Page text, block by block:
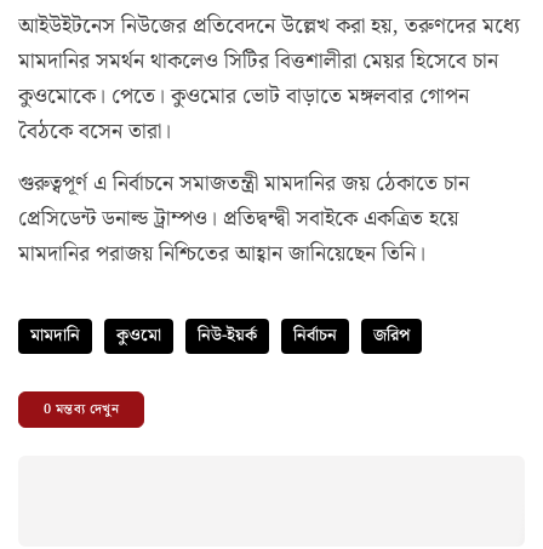
আইউইটনেস নিউজের প্রতিবেদনে উল্লেখ করা হয়, তরুণদের মধ্যে
মামদানির সমর্থন থাকলেও সিটির বিত্তশালীরা মেয়র হিসেবে চান
কুওমোকে। পেতে। কুওমোর ভোট বাড়াতে মঙ্গলবার গোপন
বৈঠকে বসেন তারা।
গুরুত্বপূর্ণ এ নির্বাচনে সমাজতন্ত্রী মামদানির জয় ঠেকাতে চান
প্রেসিডেন্ট ডনাল্ড ট্রাম্পও। প্রতিদ্বন্দ্বী সবাইকে একত্রিত হয়ে
মামদানির পরাজয় নিশ্চিতের আহ্বান জানিয়েছেন তিনি।
মামদানি কুওমো নিউ-ইয়র্ক নির্বাচন জরিপ
0মন্তব্য দেখুন